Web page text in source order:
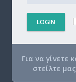
LOGIN
Για να γίνετε
στείλτε